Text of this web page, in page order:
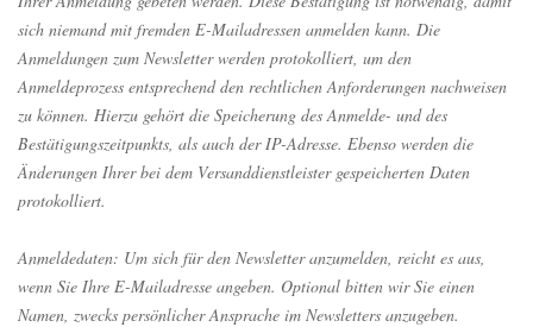
sich niemand mit fremden E-Mailadressen anmelden kann. Die
Anmeldungen zum Newsletter werden protokolliert, um den
Anmeldeprozess entsprechend den rechtlichen Anforderungen nachweisen
zu können. Hierzu gehört die Speicherung des Anmelde- und des
Bestätigungszeitpunkts, als auch der IP-Adresse. Ebenso werden die
Änderungen Ihrer bei dem Versanddienstleister gespeicherten Daten
protokolliert.
Anmeldedaten: Um sich für den Newsletter anzumelden, reicht es aus,
wenn Sie Ihre E-Mailadresse angeben. Optional bitten wir Sie einen
Namen, zwecks persönlicher Ansprache im Newsletters anzugeben.